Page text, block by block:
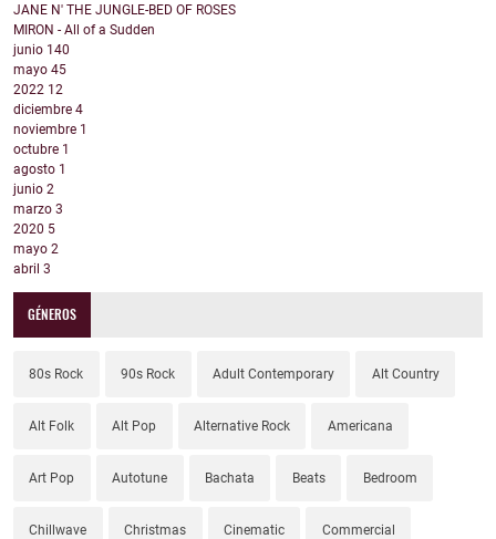
JANE N' THE JUNGLE-BED OF ROSES
MIRON - All of a Sudden
junio 140
mayo 45
2022 12
diciembre 4
noviembre 1
octubre 1
agosto 1
junio 2
marzo 3
2020 5
mayo 2
abril 3
GÉNEROS
80s Rock 90s Rock Adult Contemporary Alt Country
Alt Folk Alt Pop Alternative Rock Americana
Art Pop Autotune Bachata Beats Bedroom
Chillwave Christmas Cinematic Commercial